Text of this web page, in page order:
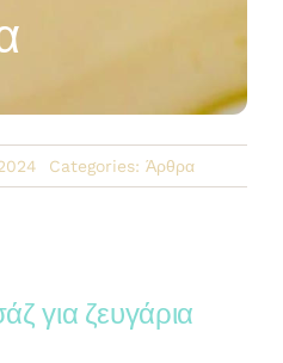
Categories: Άρθρα
για ζευγάρια